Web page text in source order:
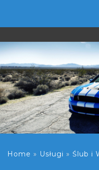
Home » Usługi » Ślub i